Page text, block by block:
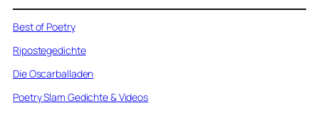
Best of Poetry
Ripostegedichte
Die Oscarballaden
Poetry Slam Gedichte & Videos